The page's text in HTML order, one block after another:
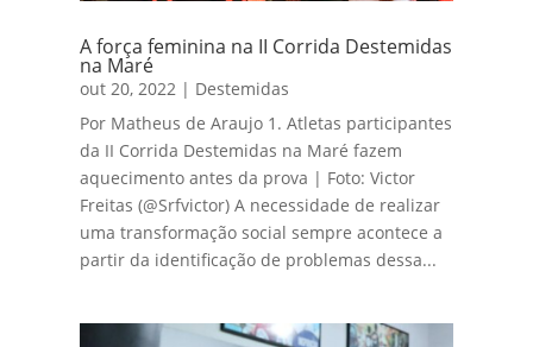
A força feminina na II Corrida Destemidas
na Maré
out 20, 2022 | Destemidas
Por Matheus de Araujo 1. Atletas participantes
da II Corrida Destemidas na Maré fazem
aquecimento antes da prova | Foto: Victor
Freitas (@Srfvictor) A necessidade de realizar
uma transformação social sempre acontece a
partir da identificação de problemas dessa...